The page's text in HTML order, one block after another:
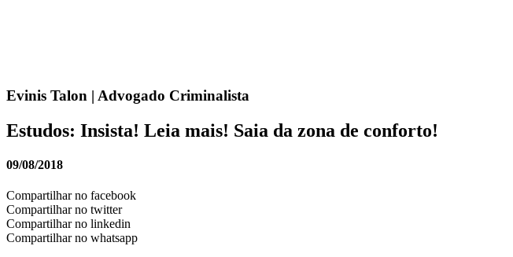
Evinis Talon | Advogado Criminalista
Estudos: Insista! Leia mais! Saia da zona de conforto!
09/08/2018
Compartilhar no facebook
Compartilhar no twitter
Compartilhar no linkedin
Compartilhar no whatsapp